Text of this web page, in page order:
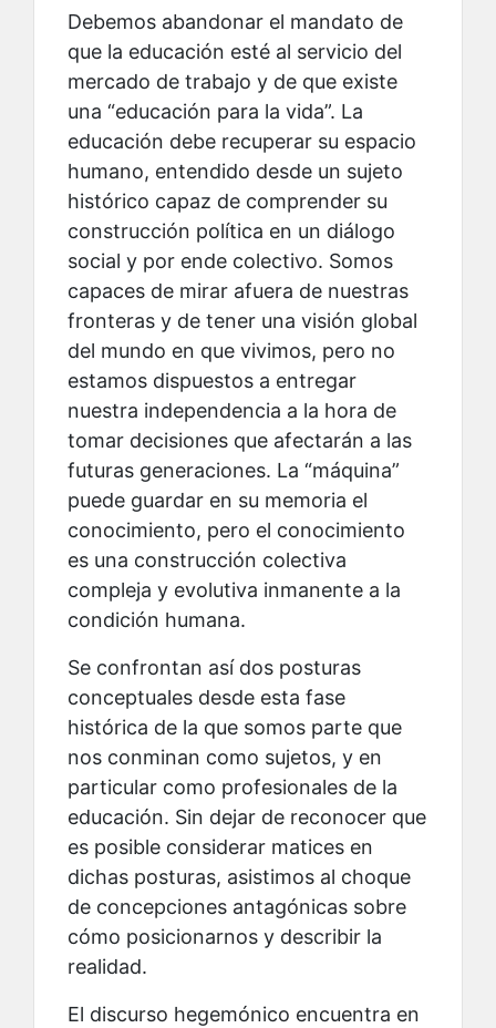
Debemos abandonar el mandato de
que la educación esté al servicio del
mercado de trabajo y de que existe
una “educación para la vida”. La
educación debe recuperar su espacio
humano, entendido desde un sujeto
histórico capaz de comprender su
construcción política en un diálogo
social y por ende colectivo. Somos
capaces de mirar afuera de nuestras
fronteras y de tener una visión global
del mundo en que vivimos, pero no
estamos dispuestos a entregar
nuestra independencia a la hora de
tomar decisiones que afectarán a las
futuras generaciones. La “máquina”
puede guardar en su memoria el
conocimiento, pero el conocimiento
es una construcción colectiva
compleja y evolutiva inmanente a la
condición humana.
Se confrontan así dos posturas
conceptuales desde esta fase
histórica de la que somos parte que
nos conminan como sujetos, y en
particular como profesionales de la
educación. Sin dejar de reconocer que
es posible considerar matices en
dichas posturas, asistimos al choque
de concepciones antagónicas sobre
cómo posicionarnos y describir la
realidad.
El discurso hegemónico encuentra en